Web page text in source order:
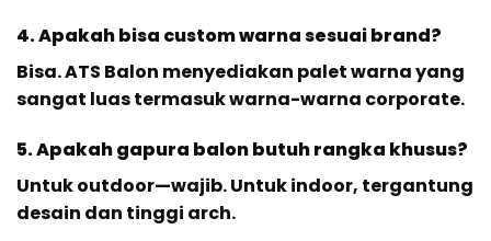
4. Apakah bisa custom warna sesuai brand?
Bisa. ATS Balon menyediakan palet warna yang
sangat luas termasuk warna-warna corporate.
5. Apakah gapura balon butuh rangka khusus?
Untuk outdoor—wajib. Untuk indoor, tergantung
desain dan tinggi arch.